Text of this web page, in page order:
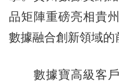
品矩陣重磅亮相貴
數據融合創新領域的
數據寶高級客戶